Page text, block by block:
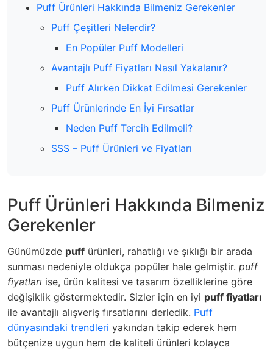
Puff Ürünleri Hakkında Bilmeniz Gerekenler
Puff Çeşitleri Nelerdir?
En Popüler Puff Modelleri
Avantajlı Puff Fiyatları Nasıl Yakalanır?
Puff Alırken Dikkat Edilmesi Gerekenler
Puff Ürünlerinde En İyi Fırsatlar
Neden Puff Tercih Edilmeli?
SSS – Puff Ürünleri ve Fiyatları
Puff Ürünleri Hakkında Bilmeniz
Gerekenler
Günümüzde puff ürünleri, rahatlığı ve şıklığı bir arada
sunması nedeniyle oldukça popüler hale gelmiştir. puff
fiyatları ise, ürün kalitesi ve tasarım özelliklerine göre
değişiklik göstermektedir. Sizler için en iyi puff fiyatları
ile avantajlı alışveriş fırsatlarını derledik. Puff
dünyasındaki trendleri yakından takip ederek hem
bütçenize uygun hem de kaliteli ürünleri kolayca